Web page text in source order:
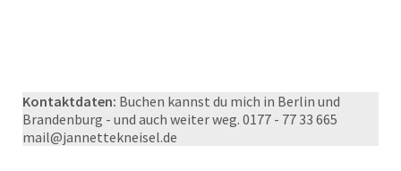
Kontaktdaten: Buchen kannst du mich in Berlin und
Brandenburg - und auch weiter weg. 0177 - 77 33 665
mail@jannettekneisel.de